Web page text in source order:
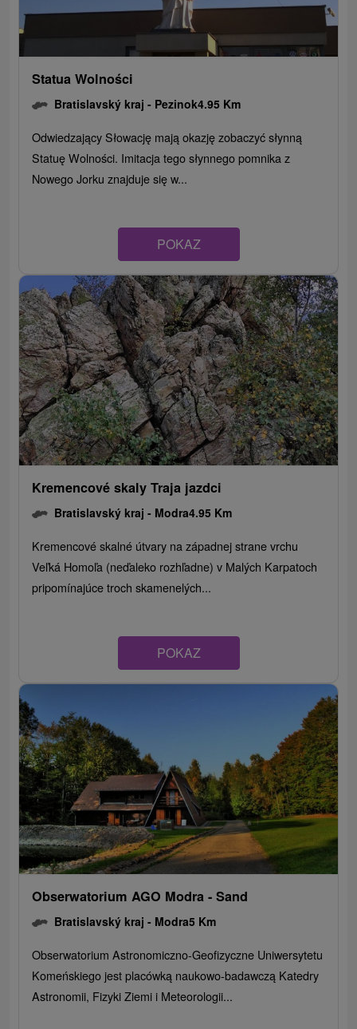
Statua Wolności
Bratislavský kraj - Pezinok4.95 Km
Odwiedzający Słowację mają okazję zobaczyć słynną
Statuę Wolności. Imitacja tego słynnego pomnika z
Nowego Jorku znajduje się w...
POKAZ
Kremencové skaly Traja jazdci
Bratislavský kraj - Modra4.95 Km
Kremencové skalné útvary na západnej strane vrchu
Veľká Homoľa (neďaleko rozhľadne) v Malých Karpatoch
pripomínajúce troch skamenelých...
POKAZ
Obserwatorium AGO Modra - Sand
Bratislavský kraj - Modra5 Km
Obserwatorium Astronomiczno-Geofizyczne Uniwersytetu
Komeńskiego jest placówką naukowo-badawczą Katedry
Astronomii, Fizyki Ziemi i Meteorologii...